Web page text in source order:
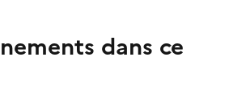
dans ce